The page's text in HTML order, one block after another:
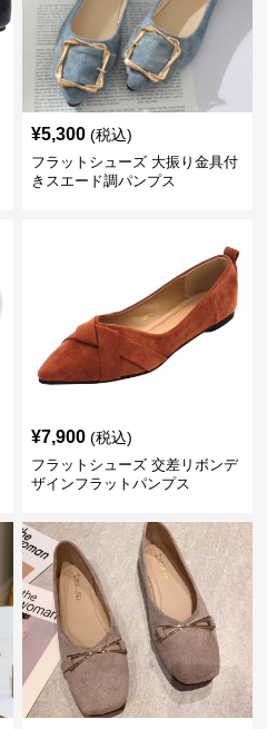
¥5,300 (税込)
フラットシューズ 大振り金具付
きスエード調パンプス
¥7,900 (税込)
フラットシューズ 交差リボンデ
ザインフラットパンプス